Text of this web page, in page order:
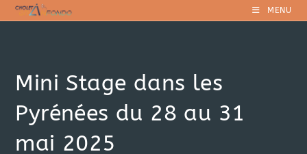
MENU
Mini Stage dans les
Pyrénées du 28 au 31
mai 2025